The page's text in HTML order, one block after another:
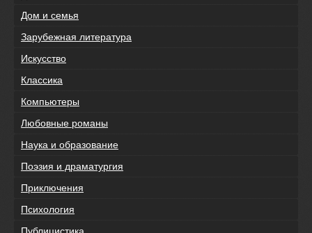
Дом и семья
Зарубежная литература
Искусство
Классика
Компьютеры
Любовные романы
Наука и образование
Поэзия и драматургия
Приключения
Психология
Публицистика